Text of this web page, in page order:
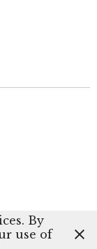
By
use of